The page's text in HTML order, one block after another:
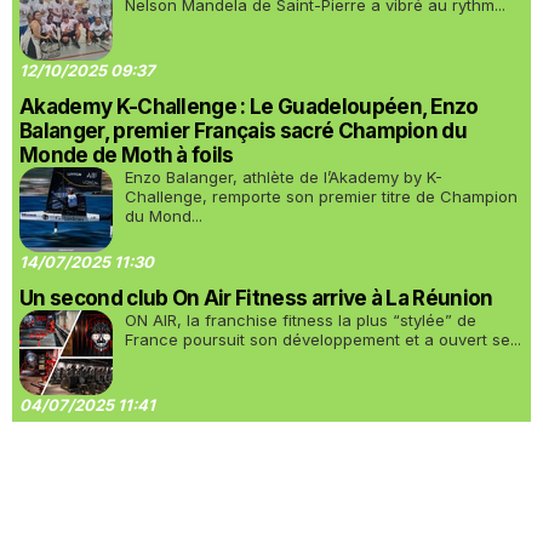
Nelson Mandela de Saint-Pierre a vibré au rythm...
12/10/2025 09:37
Akademy K-Challenge : Le Guadeloupéen, Enzo
Balanger, premier Français sacré Champion du
Monde de Moth à foils
Enzo Balanger, athlète de l’Akademy by K-
Challenge, remporte son premier titre de Champion
du Mond...
14/07/2025 11:30
Un second club On Air Fitness arrive à La Réunion
ON AIR, la franchise fitness la plus “stylée” de
France poursuit son développement et a ouvert se...
04/07/2025 11:41